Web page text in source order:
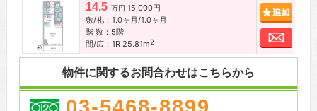
14.5 万円 15,000円
敷/礼：1.0ヶ月/1.0ヶ月
階 数：5階
間/広：1R 25.81m2
お問
物件に関するお問合わせはこちらから